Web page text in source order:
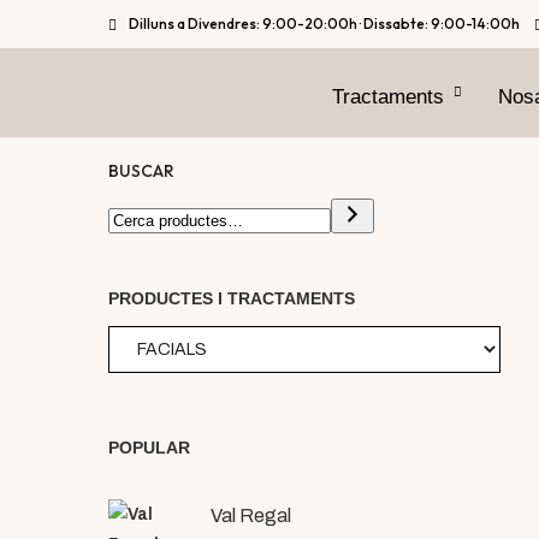
Dilluns a Divendres: 9:00-20:00h · Dissabte: 9:00-14:00h
Tractaments
BUSCAR
PRODUCTES I TRACTAMENTS
POPULAR
Val Regal